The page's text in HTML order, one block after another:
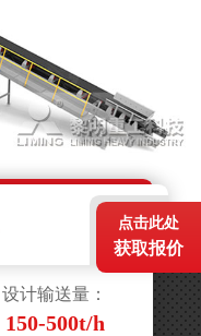
点击此处
获取报价
设计输送量：
150-500t/h